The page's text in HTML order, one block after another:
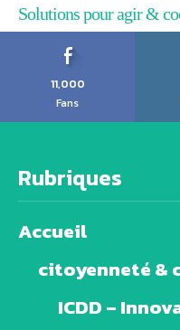
Solutions pour agir &
11,000
Fans
Rubriques
Accueil
citoyenneté &
ICDD –